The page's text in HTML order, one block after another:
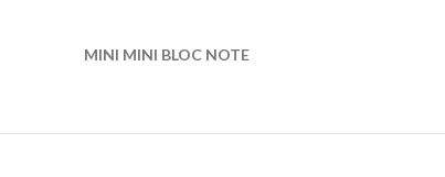
MINI MINI BLOC NOTE